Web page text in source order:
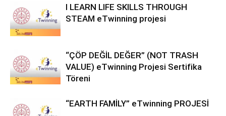
I LEARN LIFE SKILLS THROUGH
STEAM eTwinning projesi
“ÇÖP DEĞİL DEĞER” (NOT TRASH
VALUE) eTwinning Projesi Sertifika
Töreni
“EARTH FAMİLY” eTwinning PROJESİ